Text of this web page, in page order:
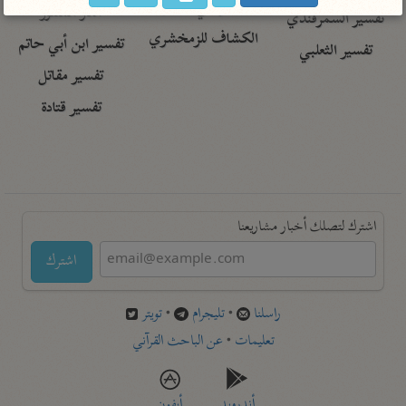
تفسير السمرقندي
تفسير الثعلبي
تفسير أبي السعود
الكشاف للزمخشري
الدر المنثور
تفسير ابن أبي حاتم
تفسير مقاتل
تفسير قتادة
اشترك لتصلك أخبار مشاريعنا
اشترك
راسلنا •تليجرام •تويتر
تعليمات •عن الباحث القرآني